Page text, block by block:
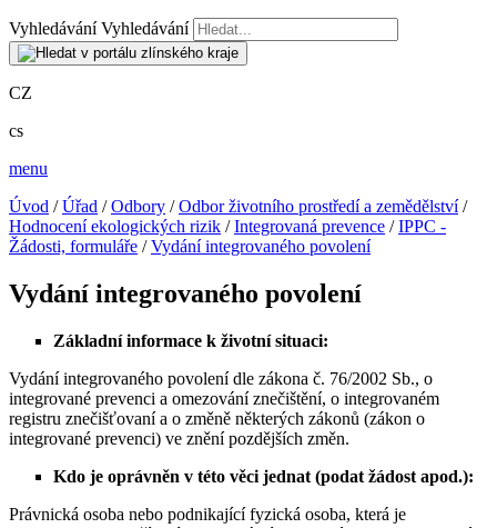
Vyhledávání Vyhledávání
CZ
cs
menu
Úvod /Úřad /Odbory /Odbor životního prostředí a zemědělství/
Hodnocení ekologických rizik /Integrovaná prevence /IPPC -
Žádosti, formuláře /Vydání integrovaného povolení
Vydání integrovaného povolení
Základní informace k životní situaci:
Vydání integrovaného povolení dle zákona č. 76/2002 Sb., o
integrované prevenci a omezování znečištění, o integrovaném
registru znečišťovaní a o změně některých zákonů (zákon o
integrované prevenci) ve znění pozdějších změn.
Kdo je oprávněn v této věci jednat (podat žádost apod.):
Právnická osoba nebo podnikající fyzická osoba, která je